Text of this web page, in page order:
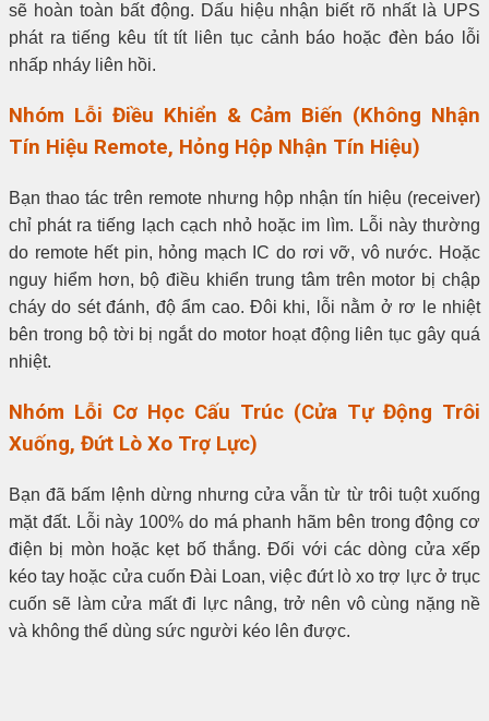
sẽ hoàn toàn bất động. Dấu hiệu nhận biết rõ nhất là UPS
phát ra tiếng kêu tít tít liên tục cảnh báo hoặc đèn báo lỗi
nhấp nháy liên hồi.
Nhóm Lỗi Điều Khiển & Cảm Biến (Không Nhận
Tín Hiệu Remote, Hỏng Hộp Nhận Tín Hiệu)
Bạn thao tác trên remote nhưng hộp nhận tín hiệu (receiver)
chỉ phát ra tiếng lạch cạch nhỏ hoặc im lìm. Lỗi này thường
do remote hết pin, hỏng mạch IC do rơi vỡ, vô nước. Hoặc
nguy hiểm hơn, bộ điều khiển trung tâm trên motor bị chập
cháy do sét đánh, độ ẩm cao. Đôi khi, lỗi nằm ở rơ le nhiệt
bên trong bộ tời bị ngắt do motor hoạt động liên tục gây quá
nhiệt.
Nhóm Lỗi Cơ Học Cấu Trúc (Cửa Tự Động Trôi
Xuống, Đứt Lò Xo Trợ Lực)
Bạn đã bấm lệnh dừng nhưng cửa vẫn từ từ trôi tuột xuống
mặt đất. Lỗi này 100% do má phanh hãm bên trong động cơ
điện bị mòn hoặc kẹt bố thắng. Đối với các dòng cửa xếp
kéo tay hoặc cửa cuốn Đài Loan, việc đứt lò xo trợ lực ở trục
cuốn sẽ làm cửa mất đi lực nâng, trở nên vô cùng nặng nề
và không thể dùng sức người kéo lên được.